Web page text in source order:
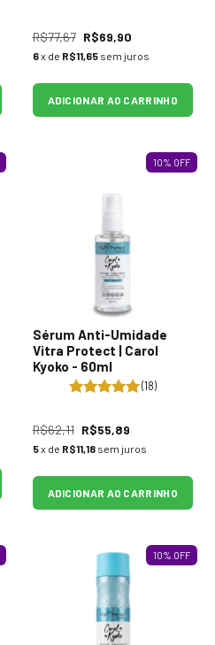
R$77,67 R$69,90
6x de R$11,65 sem juros
ADICIONAR AO CARRINHO
10% OFF
Sérum Anti-Umidade
Vitra Protect | Carol
Kyoko - 60ml
(18)
R$62,11 R$55,89
5x de R$11,18 sem juros
ADICIONAR AO CARRINHO
10% OFF